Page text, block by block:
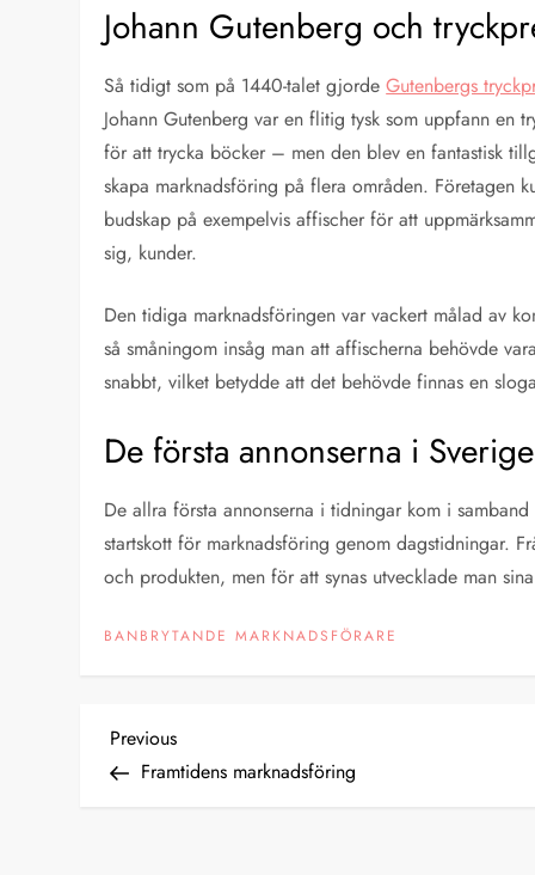
Johann Gutenberg och
Så tidigt som på 1440-talet gjordeGutenbergs
Johann Gutenberg var en flitig tysk som uppfann en
för att trycka böcker – men den blev en fantastisk
skapa marknadsföring på flera områden. Företagen
budskap på exempelvis affischer för att
sig, kunder.
Den tidiga marknadsföringen var vackert målad av
så småningom insåg man att affischerna behövde
snabbt, vilket betydde att det behövde finnas en
De första annonserna i Sverige
De allra första annonserna i tidningar kom i
startskott för marknadsföring genom dagstidningar.
och produkten, men för att synas utvecklade man
BANBRYTANDE MARKNADSFÖRARE
I
Previous
Post
Previous
Framtidens marknadsföring